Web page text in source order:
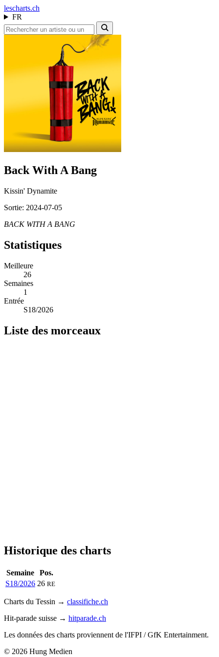
lescharts.ch
FR
Back With A Bang
Kissin' Dynamite
Sortie: 2024-07-05
BACK WITH A BANG
Statistiques
Meilleure
26
Semaines
1
Entrée
S18/2026
Liste des morceaux
Historique des charts
Semaine
Pos.
S18/2026 26 RE
Charts du Tessin → classifiche.ch
Hit-parade suisse → hitparade.ch
Les données des charts proviennent de l'IFPI / GfK Entertainment.
© 2026 Hung Medien